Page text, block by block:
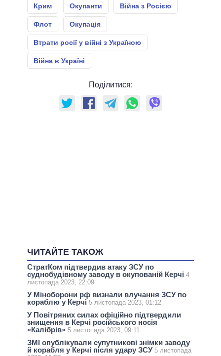
Крим Окупанти Війна з Росією
Флот Окупація
Втрати росії у війні з Україною
Війна в Україні
Поділитися:
ЧИТАЙТЕ ТАКОЖ
СтратКом підтвердив атаку ЗСУ по
суднобудівному заводу в окупованій Керчі 4
листопада 2023, 22:09
У Міноборони рф визнали влучання ЗСУ по
кораблю у Керчі 5 листопада 2023, 01:12
У Повітряних силах офіційно підтвердили
знищення в Керчі російського носія
«Калібрів» 5 листопада 2023, 09:11
ЗМІ опублікували супутникові знімки заводу
й корабля у Керчі після удару ЗСУ 5 листопада